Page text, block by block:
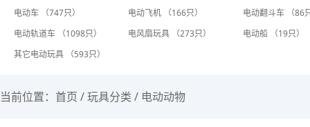
电动车 （747只） 电动飞机 （166只）
电动翻斗车 （86
电动轨道车 （1098只）
电风扇玩具 （273只）
电动船 （19只）
其它电动玩具 （593只）
当前位置： 首页 /玩具分类 / 电动动物